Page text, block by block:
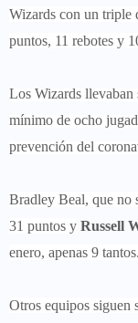
Wizards con un triple
puntos, 11 rebotes y
Los Wizards llevaban
mínimo de ocho
prevención del
Bradley Beal, que no
31 puntos y Russell
enero, apenas 9 tantos.
Otros equipos siguen